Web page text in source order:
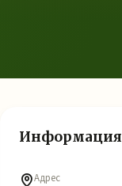
Информация
Адрес